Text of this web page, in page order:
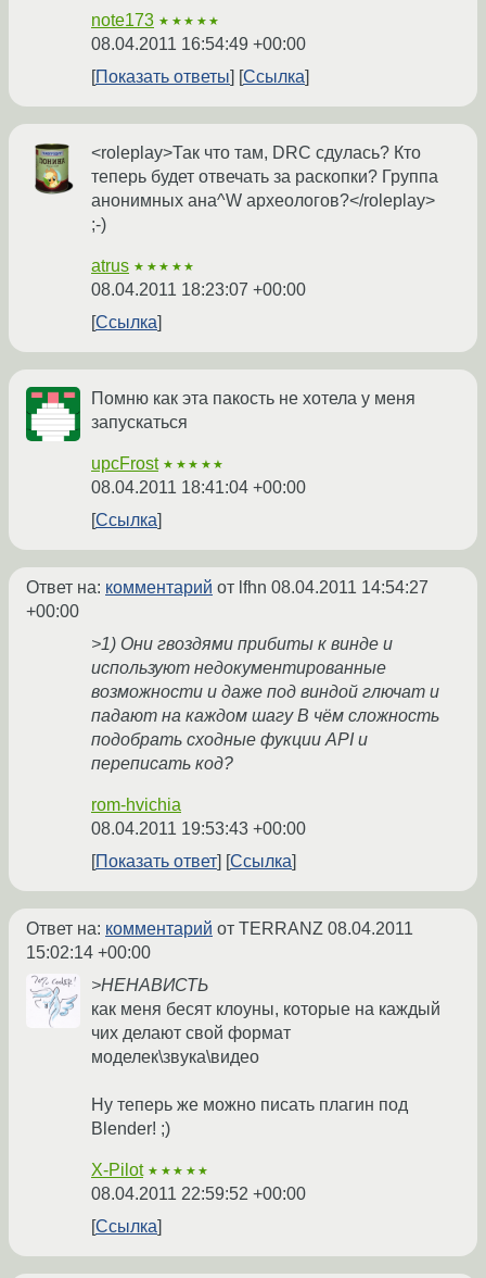
note173 ★★★★★
08.04.2011 16:54:49 +00:00
Показать ответы
Ссылка
<roleplay>Так что там, DRC сдулась? Кто
теперь будет отвечать за раскопки? Группа
анонимных ана^W археологов?</roleplay>
;-)
atrus ★★★★★
08.04.2011 18:23:07 +00:00
Ссылка
Помню как эта пакость не хотела у меня
запускаться
upcFrost ★★★★★
08.04.2011 18:41:04 +00:00
Ссылка
Ответ на: комментарий от lfhn 08.04.2011 14:54:27
+00:00
>1) Они гвоздями прибиты к винде и
используют недокументированные
возможности и даже под виндой глючат и
падают на каждом шагу В чём сложность
подобрать сходные фукции API и
переписать код?
rom-hvichia
08.04.2011 19:53:43 +00:00
Показать ответ
Ссылка
Ответ на: комментарий от TERRANZ 08.04.2011
15:02:14 +00:00
>НЕНАВИСТЬ
как меня бесят клоуны, которые на каждый
чих делают свой формат
моделек\звука\видео
Ну теперь же можно писать плагин под
Blender! ;)
X-Pilot ★★★★★
08.04.2011 22:59:52 +00:00
Ссылка